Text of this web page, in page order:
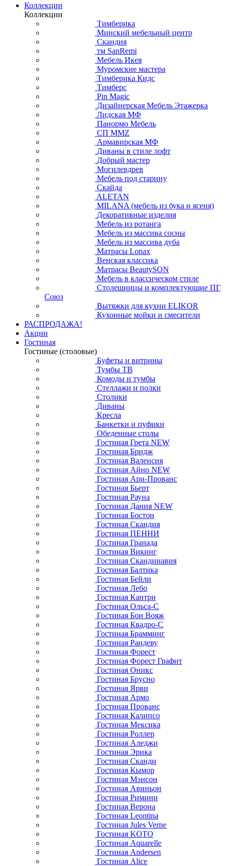
Коллекции
Коллекции
Тимберика
Минский мебельный центр
Скандия
тм SanRemi
Мебель Икея
Муромские мастера
Тимберика Кидс
Тимберс
Pin Magic
Дизайнерская Мебель Этажерка
Лидская МФ
Панормо Мебель
СП ММZ
Армавирская МФ
Диваны в стиле лофт
Добрый мастер
Могилевдрев
Мебель под старину
Скайда
ALETAN
MILANA (мебель из бука и ясеня)
Декоративные изделия
Мебель из ротанга
Мебель из массива сосны
Мебель из массива дуба
Матрасы Lonax
Венская классика
Матрасы BeautySON
Мебель в классическом стиле
Столешницы и комплектующие ПГ
Союз
Вытяжки для кухни ELIKOR
Кухонные мойки и смесители
РАСПРОДАЖА!
Акции
Гостиная
Гостиные (столовые)
Буфеты и витрины
Тумбы ТВ
Комоды и тумбы
Стеллажи и полки
Столики
Диваны
Кресла
Банкетки и пуфики
Обеденные столы
Гостиная Грета NEW
Гостиная Бридж
Гостиная Валенсия
Гостиная Айно NEW
Гостиная Ари-Прованс
Гостиная Бьерт
Гостиная Рауна
Гостиная Дания NEW
Гостиная Бостон
Гостиная Скандия
Гостиная ПЕННИ
Гостиная Гранада
Гостиная Викинг
Гостиная Скандинавия
Гостиная Балтика
Гостиная Бейли
Гостиная Лебо
Гостиная Кантри
Гостиная Ольса-С
Гостиная Бон Вояж
Гостиная Квадро-С
Гостиная Брамминг
Гостиная Рандеву
Гостиная Форест
Гостиная Форест Графит
Гостиная Оникс
Гостиная Брусно
Гостиная Ярви
Гостиная Армо
Гостиная Прованс
Гостиная Калипсо
Гостиная Мексика
Гостиная Роллер
Гостиная Аледжи
Гостиная Эрика
Гостиная Сканди
Гостиная Кымор
Гостиная Мэнсон
Гостиная Авиньон
Гостиная Римини
Гостиная Верона
Гостиная Leontina
Гостиная Jules Verne
Гостиная KOTO
Гостиная Aquarelle
Гостиная Andersen
Гостиная Alice